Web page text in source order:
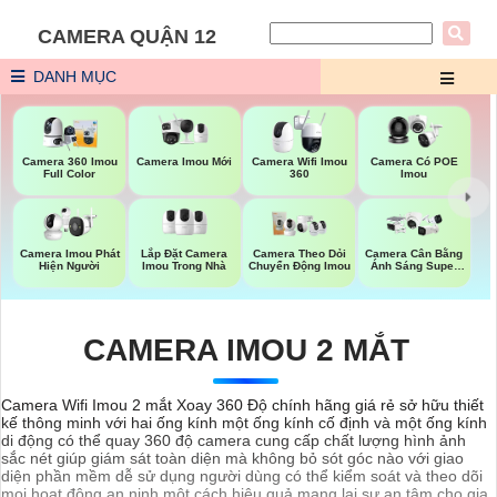
CAMERA QUẬN 12
DANH MỤC
Camera 360 Imou
Full Color
Camera Imou Mới
Camera Wifi Imou
360
Camera Có POE
Imou
Camera Imou Phát
Hiện Người
Lắp Đặt Camera
Imou Trong Nhà
Camera Theo Dỏi
Chuyển Động Imou
Camera Cân Bằng
Ánh Sáng Super
CAMERA IMOU 2 MẮT
Camera Wifi Imou 2 mắt Xoay 360 Độ chính hãng giá rẻ sở hữu thiết
kế thông minh với hai ống kính một ống kính cố định và một ống kính
di động có thể quay 360 độ camera cung cấp chất lượng hình ảnh
sắc nét giúp giám sát toàn diện mà không bỏ sót góc nào với giao
diện phần mềm dễ sử dụng người dùng có thể kiểm soát và theo dõi